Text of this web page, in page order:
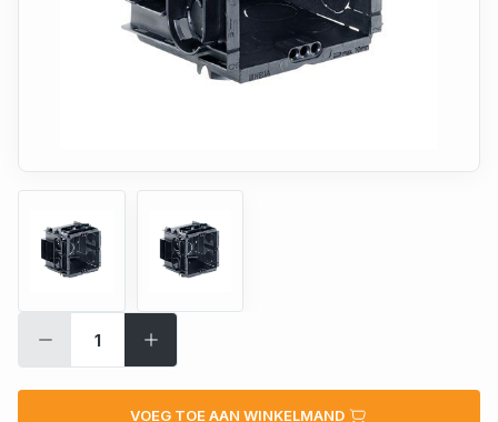
VOEG TOE AAN WINKELMAND